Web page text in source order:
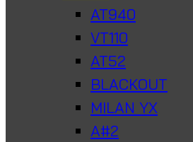
AT940
VT110
AT52
BLACKOUT
MILAN YX
A#2